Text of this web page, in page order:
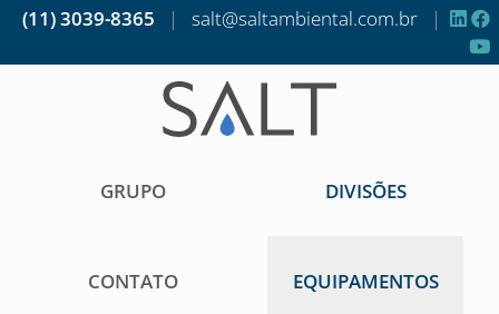
(11) 3039-8365 | salt@saltambiental.com.br |
GRUPO DIVISÕES
CONTATO EQUIPAMENTOS